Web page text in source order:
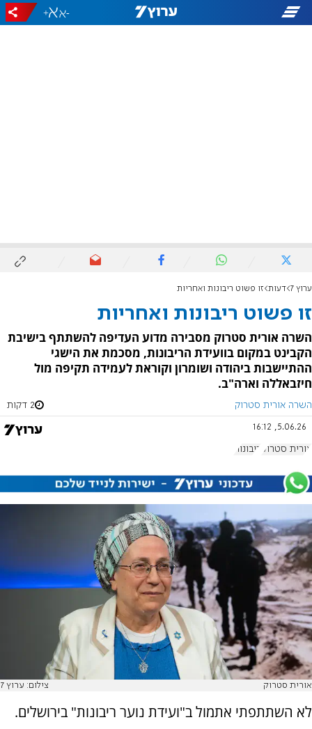
-
+
ערוץ 7 דעות זו פשוט ריבונות ואחריות
זו פשוט ריבונות ואחריות
השרה אורית סטרוק מסבירה מדוע העדיפה להשתתף בישיבת
הקבינט במקום בוועידת הריבונות, מסכמת את הישגי
ההתיישבות ביהודה ושומרון וקוראת לעמידה תקיפה מול
חיזבאללה וארה"ב.
השרה אורית סטרוק 2 דקות
5.06.26, 16:12
אורית סטרוק ריבונות
אורית סטרוק צילום: ערוץ 7
לא השתתפתי אתמול ב"ועידת נוער ריבונות" בירושלים.